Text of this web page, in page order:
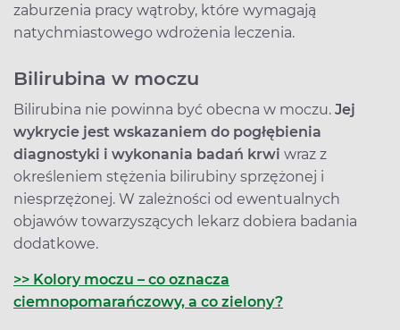
zaburzenia pracy wątroby, które wymagają
natychmiastowego wdrożenia leczenia.
Bilirubina w moczu
Bilirubina nie powinna być obecna w moczu. Jej
wykrycie jest wskazaniem do pogłębienia
diagnostyki i wykonania badań krwi wraz z
określeniem stężenia bilirubiny sprzężonej i
niesprzężonej. W zależności od ewentualnych
objawów towarzyszących lekarz dobiera badania
dodatkowe.
>> Kolory moczu – co oznacza
ciemnopomarańczowy, a co zielony?